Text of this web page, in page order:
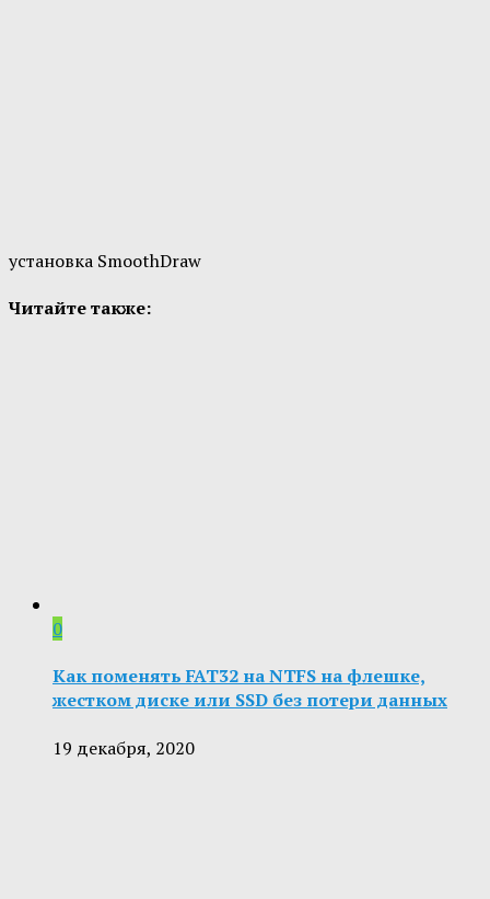
установка SmoothDraw
Читайте также:
0
Как поменять FAT32 на NTFS на флешке,
жестком диске или SSD без потери данных
19 декабря, 2020